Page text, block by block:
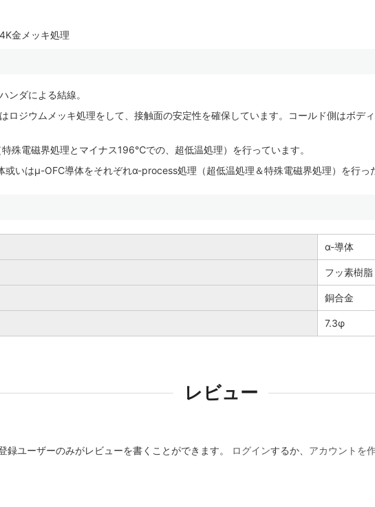
金メッキ処理
ンダによる結線。
ロジウムメッキ処理をして、接触面の安定性を確保しています。コールド側はボデ
殊電磁界処理とマイナス196℃での、超低温処理）を行っています。
いはμ-OFC導体をそれぞれα-process処理（超低温処理＆特殊電磁界処理）を行っ
α-導体
フッ素樹脂
銅合金
7.3φ
レビュー
録ユーザーのみがレビューを書くことができます。
ログインするか、 アカウントを